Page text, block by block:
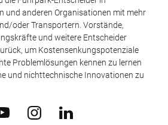
und anderen Organisationen mit mehr
oder Transportern. Vorstände,
und weitere Entscheider
um Kostensenkungspotenziale
Problemlösungen kennen zu lernen
und nichttechnische Innovationen zu